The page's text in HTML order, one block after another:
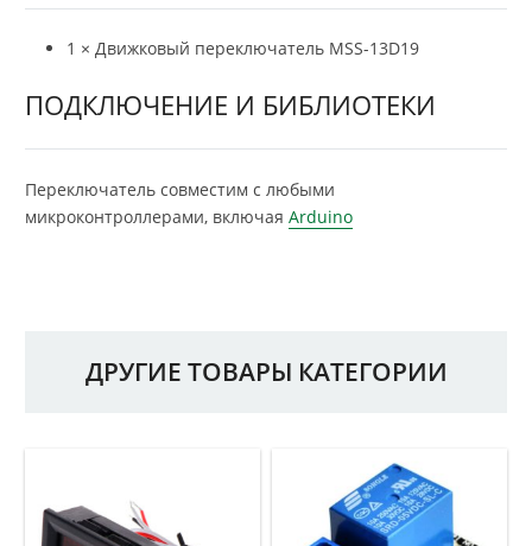
1 × Движковый переключатель MSS-13D19
ПОДКЛЮЧЕНИЕ И БИБЛИОТЕКИ
Переключатель совместим с любыми
микроконтроллерами, включая Arduino
ДРУГИЕ ТОВАРЫ КАТЕГОРИИ